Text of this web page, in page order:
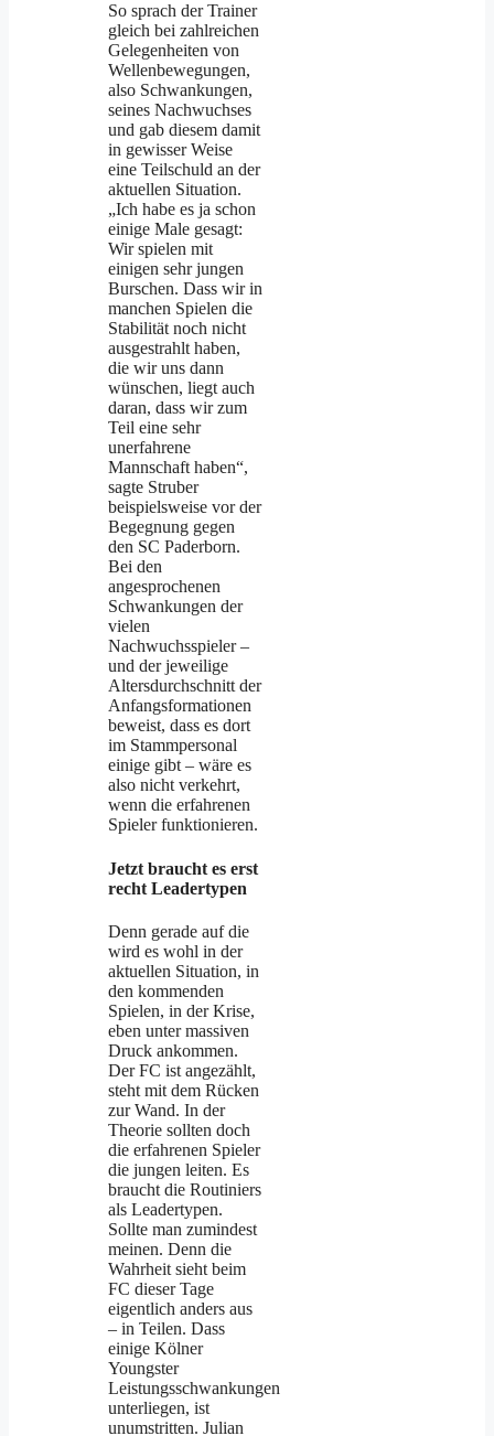
So sprach der Trainer
gleich bei zahlreichen
Gelegenheiten von
Wellenbewegungen,
also Schwankungen,
seines Nachwuchses
und gab diesem damit
in gewisser Weise
eine Teilschuld an der
aktuellen Situation.
„Ich habe es ja schon
einige Male gesagt:
Wir spielen mit
einigen sehr jungen
Burschen. Dass wir in
manchen Spielen die
Stabilität noch nicht
ausgestrahlt haben,
die wir uns dann
wünschen, liegt auch
daran, dass wir zum
Teil eine sehr
unerfahrene
Mannschaft haben“,
sagte Struber
beispielsweise vor der
Begegnung gegen
den SC Paderborn.
Bei den
angesprochenen
Schwankungen der
vielen
Nachwuchsspieler –
und der jeweilige
Altersdurchschnitt der
Anfangsformationen
beweist, dass es dort
im Stammpersonal
einige gibt – wäre es
also nicht verkehrt,
wenn die erfahrenen
Spieler funktionieren.
Jetzt braucht es erst
recht Leadertypen
Denn gerade auf die
wird es wohl in der
aktuellen Situation, in
den kommenden
Spielen, in der Krise,
eben unter massiven
Druck ankommen.
Der FC ist angezählt,
steht mit dem Rücken
zur Wand. In der
Theorie sollten doch
die erfahrenen Spieler
die jungen leiten. Es
braucht die Routiniers
als Leadertypen.
Sollte man zumindest
meinen. Denn die
Wahrheit sieht beim
FC dieser Tage
eigentlich anders aus
– in Teilen. Dass
einige Kölner
Youngster
Leistungsschwankungen
unterliegen, ist
unumstritten. Julian